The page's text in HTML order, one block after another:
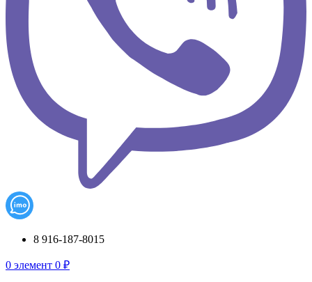
8 916-187-8015
0 элемент 0 ₽